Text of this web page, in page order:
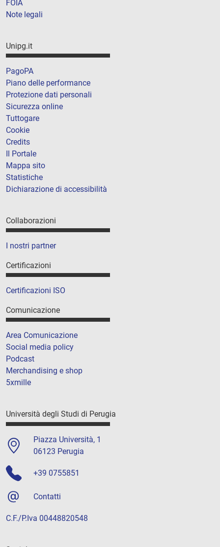
FOIA
Note legali
Unipg.it
PagoPA
Piano delle performance
Protezione dati personali
Sicurezza online
Tuttogare
Cookie
Credits
Il Portale
Mappa sito
Statistiche
Dichiarazione di accessibilità
Collaborazioni
I nostri partner
Certificazioni
Certificazioni ISO
Comunicazione
Area Comunicazione
Social media policy
Podcast
Merchandising e shop
5xmille
Università degli Studi di Perugia
Piazza Università, 1
06123 Perugia
+39 0755851
Contatti
C.F./P.Iva 00448820548